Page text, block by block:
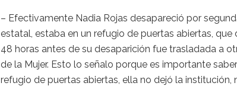
– Efectivamente Nadia Rojas desapareció por
estatal, estaba en un refugio de puertas abiertas, que
48 horas antes de su desaparición fue trasladada a
de la Mujer. Esto lo señalo porque es importante
refugio de puertas abiertas, ella no dejó la institución,